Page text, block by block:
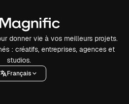
donner vie à vos meilleurs projets.
: créatifs, entreprises, agences et
studios.
Français